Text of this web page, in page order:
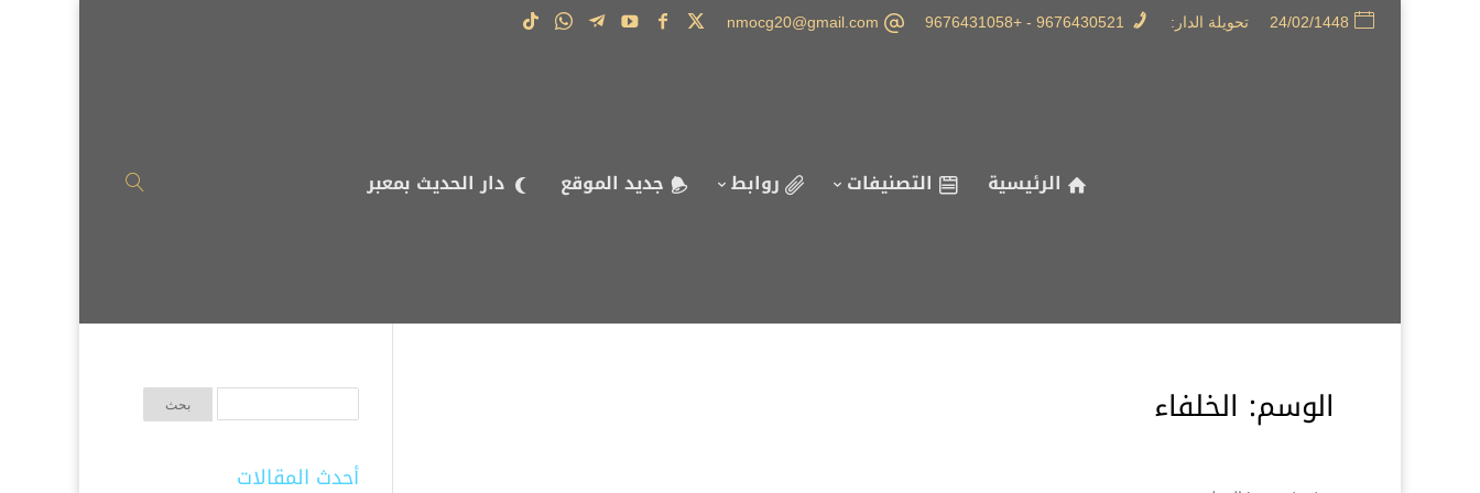
24/02/1448 تحويلة الدار: 9676430521 - +9676431058
nmocg20@gmail.com
الرئيسية التصنيفات روابط جديد الموقع دار الحديث بمعبر
الوسم: الخلفاء
أحدث المقالات